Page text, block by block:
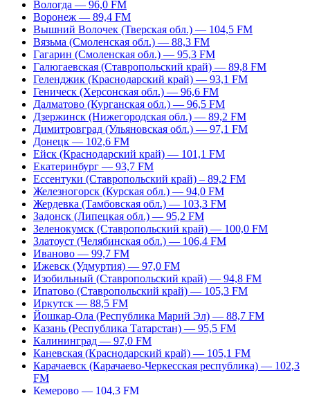
Вологда — 96,0 FM
Воронеж — 89,4 FM
Вышний Волочек (Тверская обл.) — 104,5 FM
Вязьма (Смоленская обл.) — 88,3 FM
Гагарин (Смоленская обл.) — 95,3 FM
Галюгаевская (Ставропольский край) — 89,8 FM
Геленджик (Краснодарский край) — 93,1 FM
Геническ (Херсонская обл.) — 96,6 FM
Далматово (Курганская обл.) — 96,5 FM
Дзержинск (Нижегородская обл.) — 89,2 FM
Димитровград (Ульяновская обл.) — 97,1 FM
Донецк — 102,6 FM
Ейск (Краснодарский край) — 101,1 FM
Екатеринбург — 93,7 FM
Ессентуки (Ставропольский край) – 89,2 FM
Железногорск (Курская обл.) — 94,0 FM
Жердевка (Тамбовская обл.) — 103,3 FM
Задонск (Липецкая обл.) — 95,2 FM
Зеленокумск (Ставропольский край) — 100,0 FM
Златоуст (Челябинская обл.) — 106,4 FM
Иваново — 99,7 FM
Ижевск (Удмуртия) — 97,0 FM
Изобильный (Ставропольский край) — 94,8 FM
Ипатово (Ставропольский край) — 105,3 FM
Иркутск — 88,5 FM
Йошкар-Ола (Республика Марий Эл) — 88,7 FM
Казань (Республика Татарстан) — 95,5 FM
Калининград — 97,0 FM
Каневская (Краснодарский край) — 105,1 FM
Карачаевск (Карачаево-Черкесская республика) — 102,3
FM
Кемерово — 104,3 FM